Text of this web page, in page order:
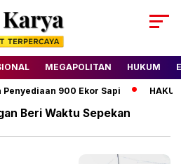
MEGAPOLITAN HUKUM
900 Ekor Sapi HAKU
Beri Waktu Sepekan